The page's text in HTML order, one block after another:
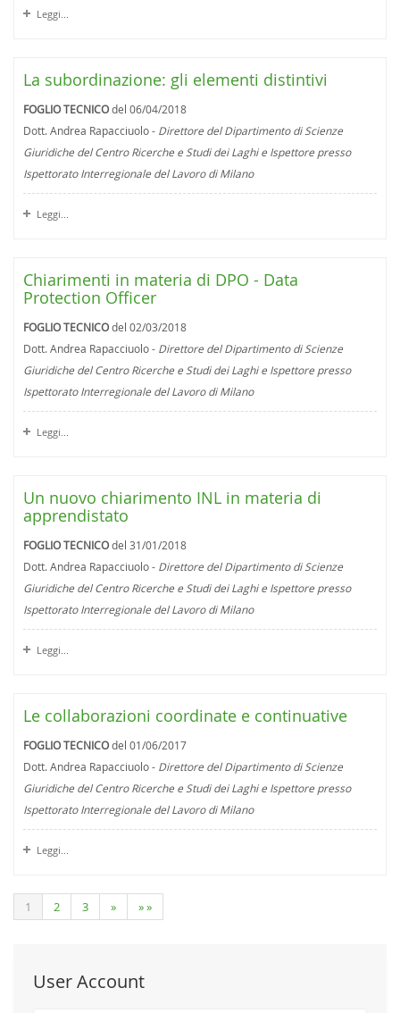
Leggi...
La subordinazione: gli elementi distintivi
FOGLIO TECNICOdel 06/04/2018
Dott. Andrea Rapacciuolo - Direttore del Dipartimento di Scienze
Giuridiche del Centro Ricerche e Studi dei Laghi e Ispettore presso
Ispettorato Interregionale del Lavoro di Milano
Leggi...
Chiarimenti in materia di DPO - Data
Protection Officer
FOGLIO TECNICOdel 02/03/2018
Dott. Andrea Rapacciuolo - Direttore del Dipartimento di Scienze
Giuridiche del Centro Ricerche e Studi dei Laghi e Ispettore presso
Ispettorato Interregionale del Lavoro di Milano
Leggi...
Un nuovo chiarimento INL in materia di
apprendistato
FOGLIO TECNICOdel 31/01/2018
Dott. Andrea Rapacciuolo - Direttore del Dipartimento di Scienze
Giuridiche del Centro Ricerche e Studi dei Laghi e Ispettore presso
Ispettorato Interregionale del Lavoro di Milano
Leggi...
Le collaborazioni coordinate e continuative
FOGLIO TECNICOdel 01/06/2017
Dott. Andrea Rapacciuolo - Direttore del Dipartimento di Scienze
Giuridiche del Centro Ricerche e Studi dei Laghi e Ispettore presso
Ispettorato Interregionale del Lavoro di Milano
Leggi...
1 2 3 » » »
User Account